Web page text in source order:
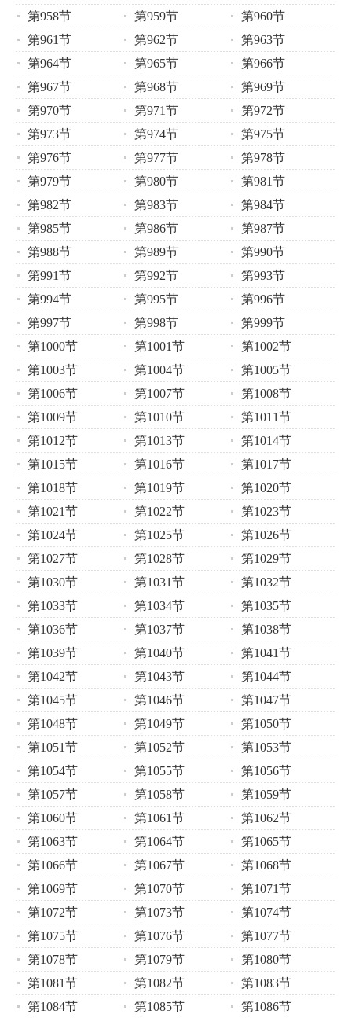
第958节
第959节
第960节
第961节
第962节
第963节
第964节
第965节
第966节
第967节
第968节
第969节
第970节
第971节
第972节
第973节
第974节
第975节
第976节
第977节
第978节
第979节
第980节
第981节
第982节
第983节
第984节
第985节
第986节
第987节
第988节
第989节
第990节
第991节
第992节
第993节
第994节
第995节
第996节
第997节
第998节
第999节
第1000节
第1001节
第1002节
第1003节
第1004节
第1005节
第1006节
第1007节
第1008节
第1009节
第1010节
第1011节
第1012节
第1013节
第1014节
第1015节
第1016节
第1017节
第1018节
第1019节
第1020节
第1021节
第1022节
第1023节
第1024节
第1025节
第1026节
第1027节
第1028节
第1029节
第1030节
第1031节
第1032节
第1033节
第1034节
第1035节
第1036节
第1037节
第1038节
第1039节
第1040节
第1041节
第1042节
第1043节
第1044节
第1045节
第1046节
第1047节
第1048节
第1049节
第1050节
第1051节
第1052节
第1053节
第1054节
第1055节
第1056节
第1057节
第1058节
第1059节
第1060节
第1061节
第1062节
第1063节
第1064节
第1065节
第1066节
第1067节
第1068节
第1069节
第1070节
第1071节
第1072节
第1073节
第1074节
第1075节
第1076节
第1077节
第1078节
第1079节
第1080节
第1081节
第1082节
第1083节
第1084节
第1085节 第1086节